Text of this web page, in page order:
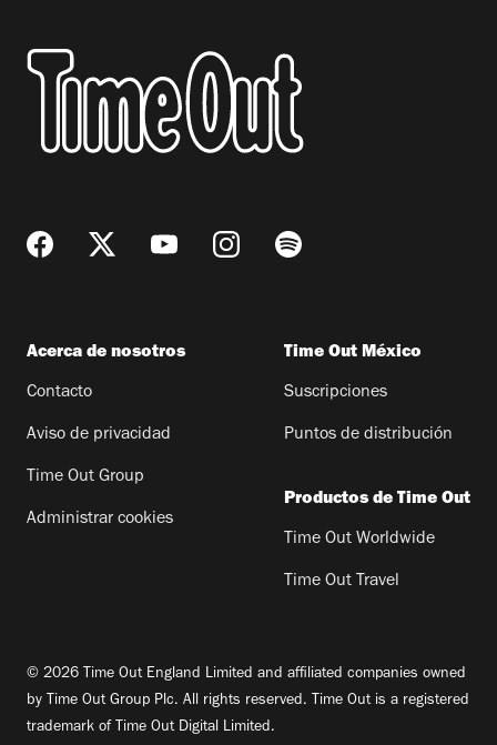
Acerca de nosotros
Contacto
Aviso de privacidad
Time Out Group
Administrar cookies
Time Out México
Suscripciones
Puntos de distribución
Productos de Time Out
Time Out Worldwide
Time Out Travel
© 2026 Time Out England Limited and affiliated companies owned
by Time Out Group Plc. All rights reserved. Time Out is a registered
trademark of Time Out Digital Limited.